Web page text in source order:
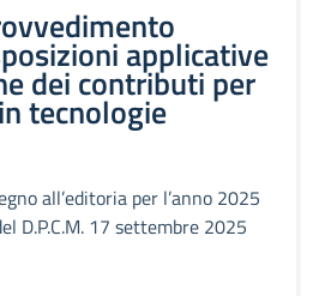
applicative
dei contributi per
tecnologie
all’editoria per l’anno 2025
D.P.C.M. 17 settembre 2025